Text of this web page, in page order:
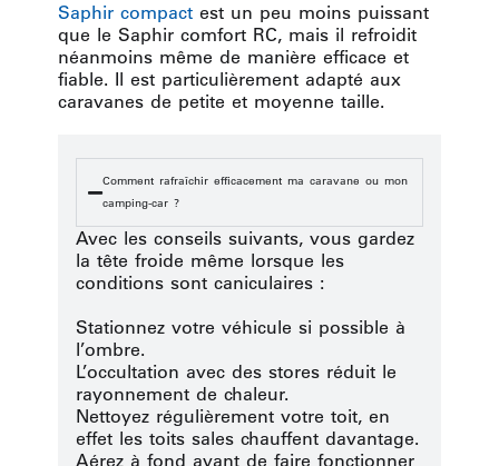
Saphir compact est un peu moins puissant
que le Saphir comfort RC, mais il refroidit
néanmoins même de manière efficace et
fiable. Il est particulièrement adapté aux
caravanes de petite et moyenne taille.
Comment rafraîchir efficacement ma caravane ou mon
camping-car ?
Avec les conseils suivants, vous gardez
la tête froide même lorsque les
conditions sont caniculaires :
Stationnez votre véhicule si possible à
l’ombre.
L’occultation avec des stores réduit le
rayonnement de chaleur.
Nettoyez régulièrement votre toit, en
effet les toits sales chauffent davantage.
Aérez à fond avant de faire fonctionner